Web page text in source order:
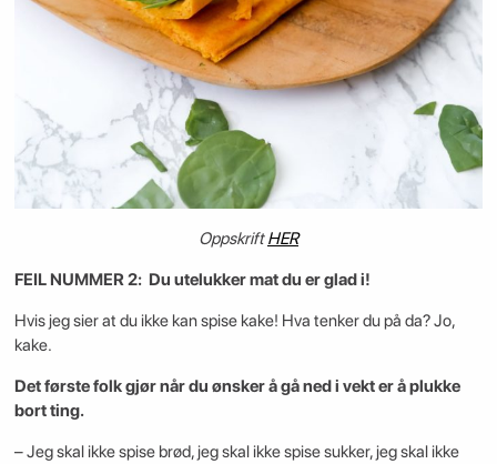
OppskriftHER
FEIL NUMMER 2: Du utelukker mat du er glad i!
Hvis jeg sier at du ikke kan spise kake! Hva tenker du på da? Jo,
kake.
Det første folk gjør når du ønsker å gå ned i vekt er å plukke
bort ting.
– Jeg skal ikke spise brød, jeg skal ikke spise sukker, jeg skal ikke